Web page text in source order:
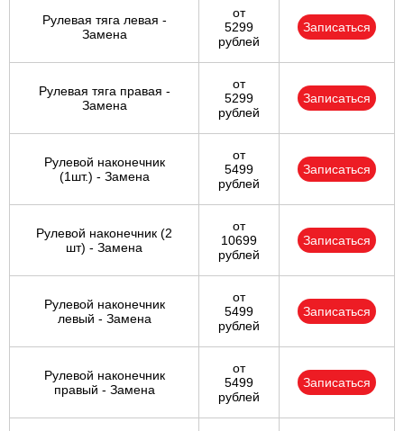
Рулевая тяга левая -
Замена
от
5299
рублей
Записаться
Рулевая тяга правая -
Замена
от
5299
рублей
Записаться
Рулевой наконечник
(1шт.) - Замена
от
5499
рублей
Записаться
Рулевой наконечник (2
шт) - Замена
от
10699
рублей
Записаться
Рулевой наконечник
левый - Замена
от
5499
рублей
Записаться
Рулевой наконечник
правый - Замена
от
5499
рублей
Записаться